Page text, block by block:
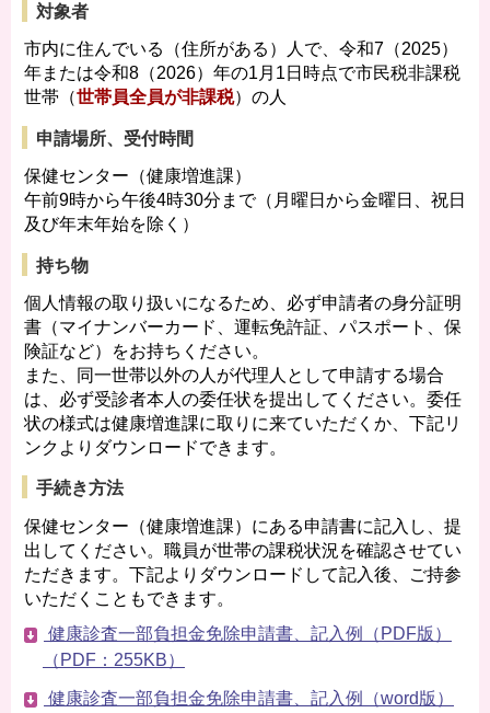
対象者
市内に住んでいる（住所がある）人で、令和7（2025）
年または令和8（2026）年の1月1日時点で市民税非課税
世帯（世帯員全員が非課税）の人
申請場所、受付時間
保健センター（健康増進課）
午前9時から午後4時30分まで（月曜日から金曜日、祝日
及び年末年始を除く）
持ち物
個人情報の取り扱いになるため、必ず申請者の身分証明
書（マイナンバーカード、運転免許証、パスポート、保
険証など）をお持ちください。
また、同一世帯以外の人が代理人として申請する場合
は、必ず受診者本人の委任状を提出してください。委任
状の様式は健康増進課に取りに来ていただくか、下記リ
ンクよりダウンロードできます。
手続き方法
保健センター（健康増進課）にある申請書に記入し、提
出してください。職員が世帯の課税状況を確認させてい
ただきます。下記よりダウンロードして記入後、ご持参
いただくこともできます。
健康診査一部負担金免除申請書、記入例（PDF版）
（PDF：255KB）
健康診査一部負担金免除申請書、記入例（word版）